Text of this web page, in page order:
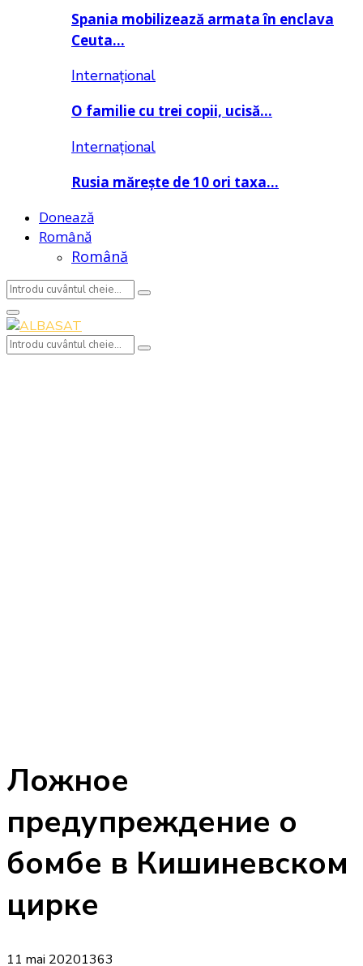
Spania mobilizează armata în enclava
Ceuta…
Internațional
O familie cu trei copii, ucisă…
Internațional
Rusia mărește de 10 ori taxa…
Donează
Română
Română
Search
for:
Search
Primary
Menu
Search
Search
Ложное
предупреждение о
бомбе в Кишиневском
цирке
11 mai 20201363